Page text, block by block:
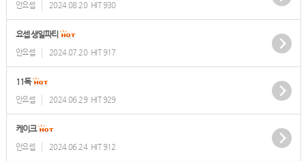
안요셉 2024.08.20 HIT 930
요셉 생일파티
안요셉 2024.07.20 HIT 917
11독
안요셉 2024.06.29 HIT 929
케이크
안요셉 2024.06.24 HIT 912